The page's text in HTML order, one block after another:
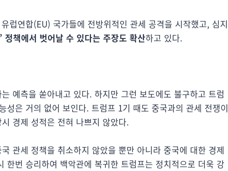
럽연합(EU) 국가들에 전방위적인 관세 공격을 시작했고, 심지
정책에서 벗어날 수 있다는 주장도 확산하고 있다.
예측을 쏟아내고 있다. 하지만 그런 보도에도 불구하고 트럼
성은 거의 없어 보인다. 트럼프 1기 때도 중국과의 관세 전쟁이
경제 성적은 전혀 나쁘지 않았다.
관세 정책을 취소하지 않았을 뿐만 아니라 중국에 대한 경제
번 승리하여 백악관에 복귀한 트럼프는 정치적으로 더욱 강